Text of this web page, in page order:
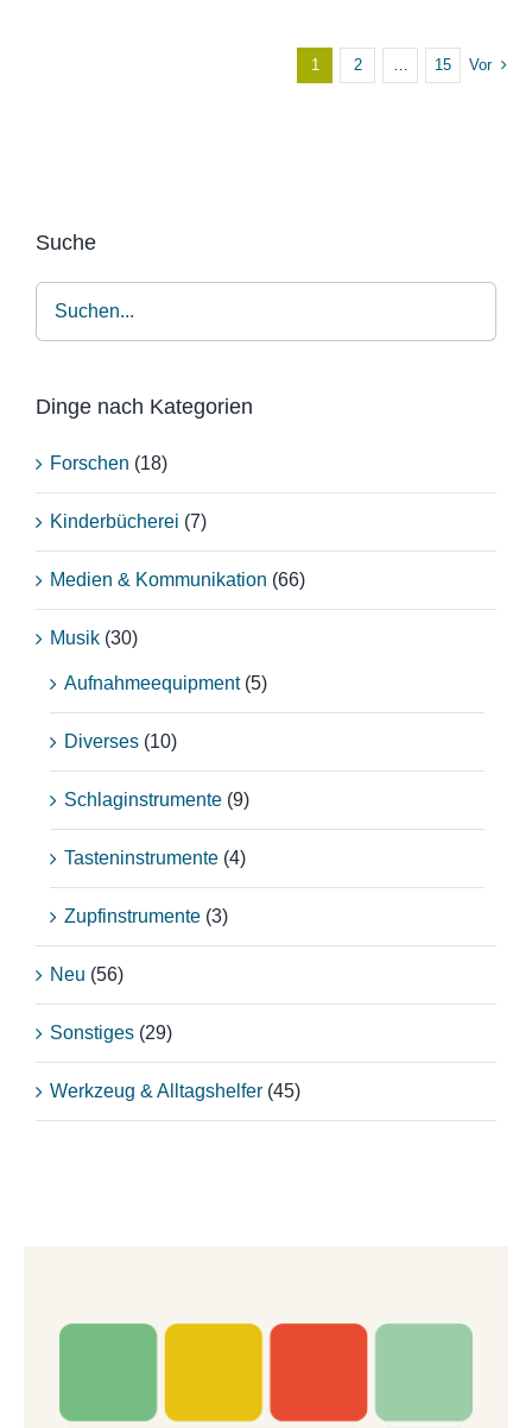
1 2 … 15 Vor
Suche
Dinge nach Kategorien
Forschen (18)
Kinderbücherei (7)
Medien & Kommunikation (66)
Musik (30)
Aufnahmeequipment (5)
Diverses (10)
Schlaginstrumente (9)
Tasteninstrumente (4)
Zupfinstrumente (3)
Neu (56)
Sonstiges (29)
Werkzeug & Alltagshelfer (45)